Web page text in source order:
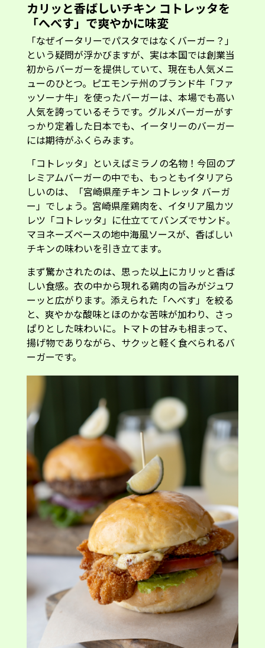
「なぜイータリーでパスタではなくバーガー？」
という疑問が浮かびますが、実は本国では創業当
初からバーガーを提供していて、現在も人気メニ
ューのひとつ。ピエモンテ州のブランド牛「ファ
ッソーナ牛」を使ったバーガーは、本場でも高い
人気を誇っているそうです。グルメバーガーがす
っかり定着した日本でも、イータリーのバーガー
には期待がふくらみます。
「コトレッタ」といえばミラノの名物！今回のプ
レミアムバーガーの中でも、もっともイタリアら
しいのは、「宮崎県産チキン コトレッタ バーガ
ー」でしょう。宮崎県産鶏肉を、イタリア風カツ
レツ「コトレッタ」に仕立ててバンズでサンド。
マヨネーズベースの地中海風ソースが、香ばしい
チキンの味わいを引き立てます。
まず驚かされたのは、思った以上にカリッと香ば
しい食感。衣の中から現れる鶏肉の旨みがジュワ
ーッと広がります。添えられた「へべす」を絞る
と、爽やかな酸味とほのかな苦味が加わり、さっ
ぱりとした味わいに。トマトの甘みも相まって、
揚げ物でありながら、サクッと軽く食べられるバ
ーガーです。